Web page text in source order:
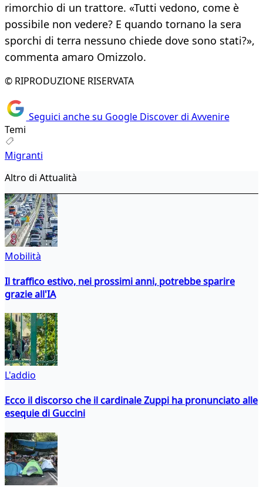
rimorchio di un trattore. «Tutti vedono, come è
possibile non vedere? E quando tornano la sera
sporchi di terra nessuno chiede dove sono stati?»,
commenta amaro Omizzolo.
© RIPRODUZIONE RISERVATA
Seguici anche su Google Discover di Avvenire
Temi
Migranti
Altro di Attualità
Mobilità
Il traffico estivo, nei prossimi anni, potrebbe sparire
grazie all'IA
L'addio
Ecco il discorso che il cardinale Zuppi ha pronunciato alle
esequie di Guccini